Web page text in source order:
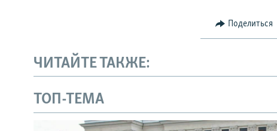
Поделиться
ЧИТАЙТЕ ТАКЖЕ:
ТОП-ТЕМА